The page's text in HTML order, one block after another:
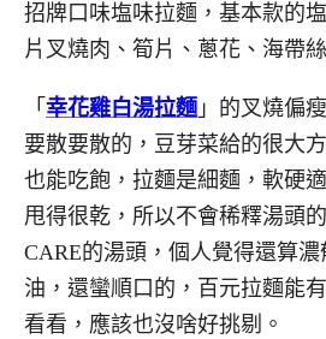
招牌口味塩味拉麵，基本款的
片叉燒肉、筍片、蔥花、海帶
「 幸花雞白湯拉麵」的叉燒偏
要散要散的，豆芽菜給的很大
也能吃飽，拉麵是細麵，軟硬
甩得很乾，所以不會稀釋湯頭
CARE的湯頭，個人覺得還算
油，還蠻順口的，百元拉麵能
看看，應該也沒啥好挑剔。